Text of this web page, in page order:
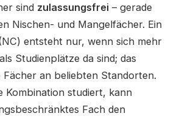
sind zulassungsfrei – gerade
Nischen- und Mangelfächer. Ein
entsteht nur, wenn sich mehr
Studienplätze da sind; das
an beliebten Standorten.
Kombination studiert, kann
Fach den